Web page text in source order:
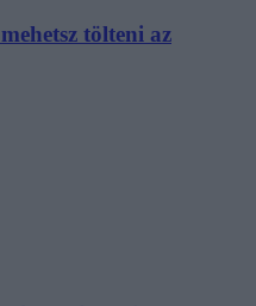
tölteni az